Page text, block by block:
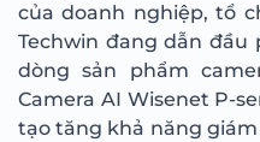
của doanh nghiệp, tổ
Techwin đang dẫn
dòng sản phẩm
Camera AI Wisenet P-
tạo tăng khả năng